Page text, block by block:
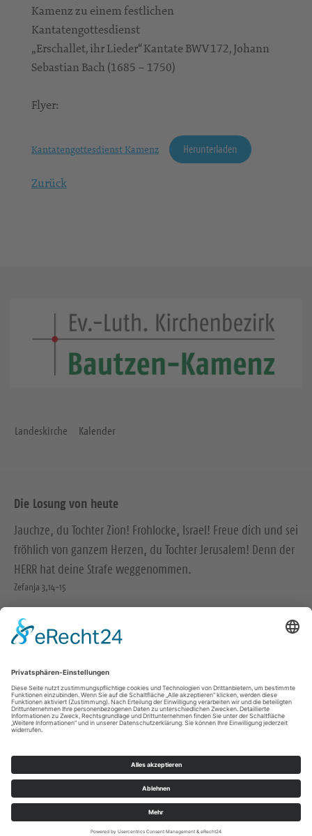
Kamenz zu einem festlichen
Kantatengottesdienst
„Erschallet, ihr Lieder“ Kantate BWV 172, Johann
Sebastian Bach (1685 – 1750)
Flyer:
Kantatengottesdienst Kamenz Herunterladen
Zurück
Landeskirche Kalender
Die Losung von heute
Jauchze, du Tochter Zion! Frohlocke, Israel! Freue dich und sei
fröhlich von ganzem Herzen, du Tochter Jerusalem! Denn der
HERR hat deine Strafe weggenommen.
Zefanja 3,14-15
Christus ist gekommen und hat im Evangelium Frieden
verkündigt euch, die ihr fern wart, und Frieden denen, die
Epheser 2,17
© Evangelische Brüder-Unität – Herrnhuter Brüdergemeine
Weitere Informationen finden Sie hier
© Ev.-Luth. Kirchenbezirk Bautzen-Kamenz 2026